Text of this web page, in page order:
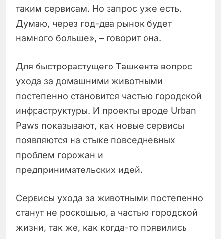
таким сервисам. Но запрос уже есть.
Думаю, через год-два рынок будет
намного больше», – говорит она.
Для быстрорастущего Ташкента вопрос
ухода за домашними животными
постепенно становится частью городской
инфраструктуры. И проекты вроде Urban
Paws показывают, как новые сервисы
появляются на стыке повседневных
проблем горожан и
предпринимательских идей.
Сервисы ухода за животными постепенно
станут не роскошью, а частью городской
жизни, так же, как когда-то появились